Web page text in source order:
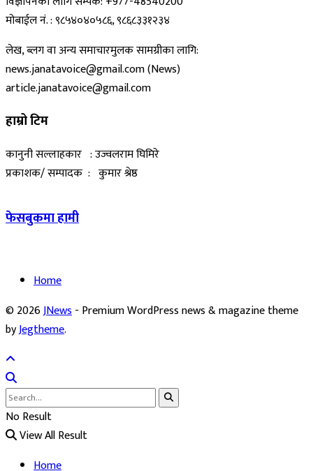
मोबाईल नं. : ९८५४०४०५८६, ९८६८३३१२३४
लेख, ब्लग वा अन्य समाचारमुलक सामग्रीका लागि:
news.janatavoice@gmail.com (News)
article.janatavoice@gmail.com
हाम्रो टिम
कानुनी सल्लाहकार : उज्वलराम घिमिरे
प्रकाशक/ सम्पादक : कुमार श्रेष्ठ
फेसबुकमा हामी
Home
© 2026JNews- Premium WordPress news & magazine theme
byJegtheme.
No Result
View All Result
Home